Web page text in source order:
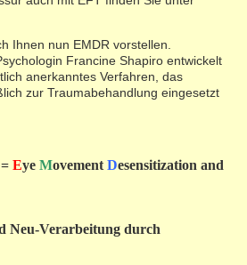
Ihnen nun EMDR vorstellen.
Francine Shapiro entwickelt
anerkanntes Verfahren, das
zur Traumabehandlung eingesetzt
Eye Movement Desensitization and
Neu-Verarbeitung durch